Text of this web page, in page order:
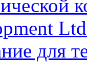
для